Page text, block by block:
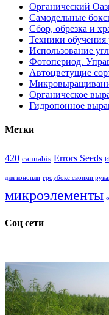
Органический
Самодельные
Сбор, обрезка и
Техники
Использование
Фотопериод.
Автоцветущие
Органическое
Гидропонное
Метки
420 cannabis Errors Seeds
для конопли гроубокс своими
микроэлементы
Соц сети